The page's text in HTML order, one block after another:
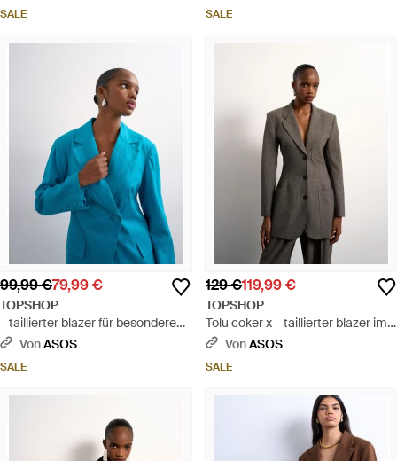
SALE SALE
99,99 €79,99 €
TOPSHOP
– taillierter blazer für besondere
anlässe aus leinenmix - Blau
VonASOS
SALE
129 €119,99 €
TOPSHOP
Tolu coker x – taillierter blazer im
80er-stil - Grau
VonASOS
SALE